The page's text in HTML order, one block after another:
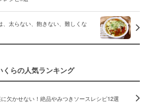
、太らない、飽きない、難しくな
くらの人気ランキング
欠かせない！絶品やみつきソースレシピ12選